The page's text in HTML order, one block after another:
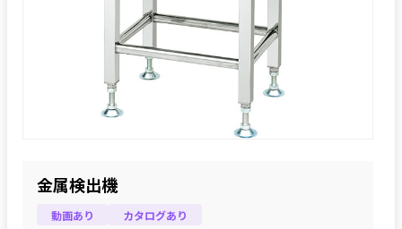
金属検出機
動画あり カタログあり